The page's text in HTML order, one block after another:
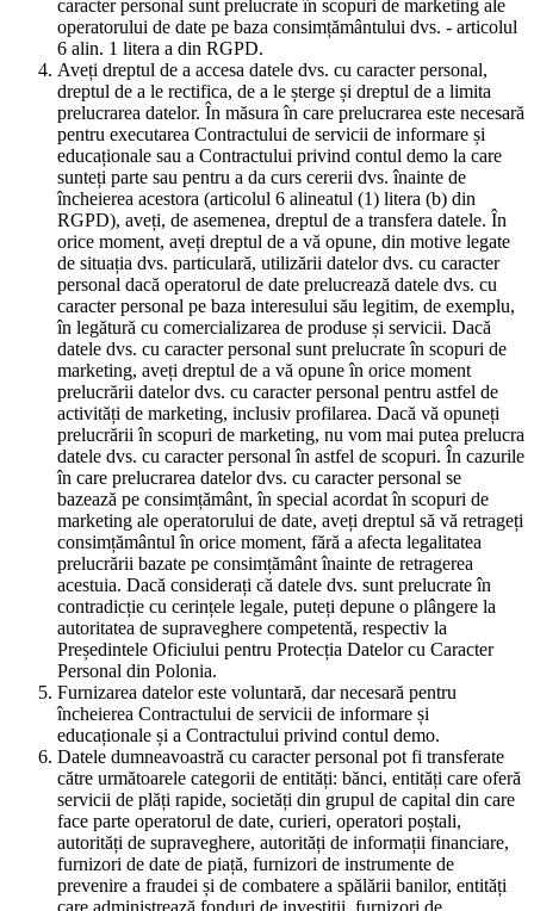
caracter personal sunt prelucrate în scopuri de marketing ale
operatorului de date pe baza consimțământului dvs. - articolul
6 alin. 1 litera a din RGPD.
Aveți dreptul de a accesa datele dvs. cu caracter personal,
dreptul de a le rectifica, de a le șterge și dreptul de a limita
prelucrarea datelor. În măsura în care prelucrarea este necesară
pentru executarea Contractului de servicii de informare și
educaționale sau a Contractului privind contul demo la care
sunteți parte sau pentru a da curs cererii dvs. înainte de
încheierea acestora (articolul 6 alineatul (1) litera (b) din
RGPD), aveți, de asemenea, dreptul de a transfera datele. În
orice moment, aveți dreptul de a vă opune, din motive legate
de situația dvs. particulară, utilizării datelor dvs. cu caracter
personal dacă operatorul de date prelucrează datele dvs. cu
caracter personal pe baza interesului său legitim, de exemplu,
în legătură cu comercializarea de produse și servicii. Dacă
datele dvs. cu caracter personal sunt prelucrate în scopuri de
marketing, aveți dreptul de a vă opune în orice moment
prelucrării datelor dvs. cu caracter personal pentru astfel de
activități de marketing, inclusiv profilarea. Dacă vă opuneți
prelucrării în scopuri de marketing, nu vom mai putea prelucra
datele dvs. cu caracter personal în astfel de scopuri. În cazurile
în care prelucrarea datelor dvs. cu caracter personal se
bazează pe consimțământ, în special acordat în scopuri de
marketing ale operatorului de date, aveți dreptul să vă retrageți
consimțământul în orice moment, fără a afecta legalitatea
prelucrării bazate pe consimțământ înainte de retragerea
acestuia. Dacă considerați că datele dvs. sunt prelucrate în
contradicție cu cerințele legale, puteți depune o plângere la
autoritatea de supraveghere competentă, respectiv la
Președintele Oficiului pentru Protecția Datelor cu Caracter
Personal din Polonia.
Furnizarea datelor este voluntară, dar necesară pentru
încheierea Contractului de servicii de informare și
educaționale și a Contractului privind contul demo.
Datele dumneavoastră cu caracter personal pot fi transferate
către următoarele categorii de entități: bănci, entități care oferă
servicii de plăți rapide, societăți din grupul de capital din care
face parte operatorul de date, curieri, operatori poștali,
autorități de supraveghere, autorități de informații financiare,
furnizori de date de piață, furnizori de instrumente de
prevenire a fraudei și de combatere a spălării banilor, entități
care administrează fonduri de investiții, furnizori de